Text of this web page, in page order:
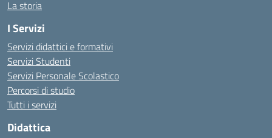
La storia
I Servizi
Servizi didattici e formativi
Servizi Studenti
Servizi Personale Scolastico
Percorsi di studio
Tutti i servizi
Didattica